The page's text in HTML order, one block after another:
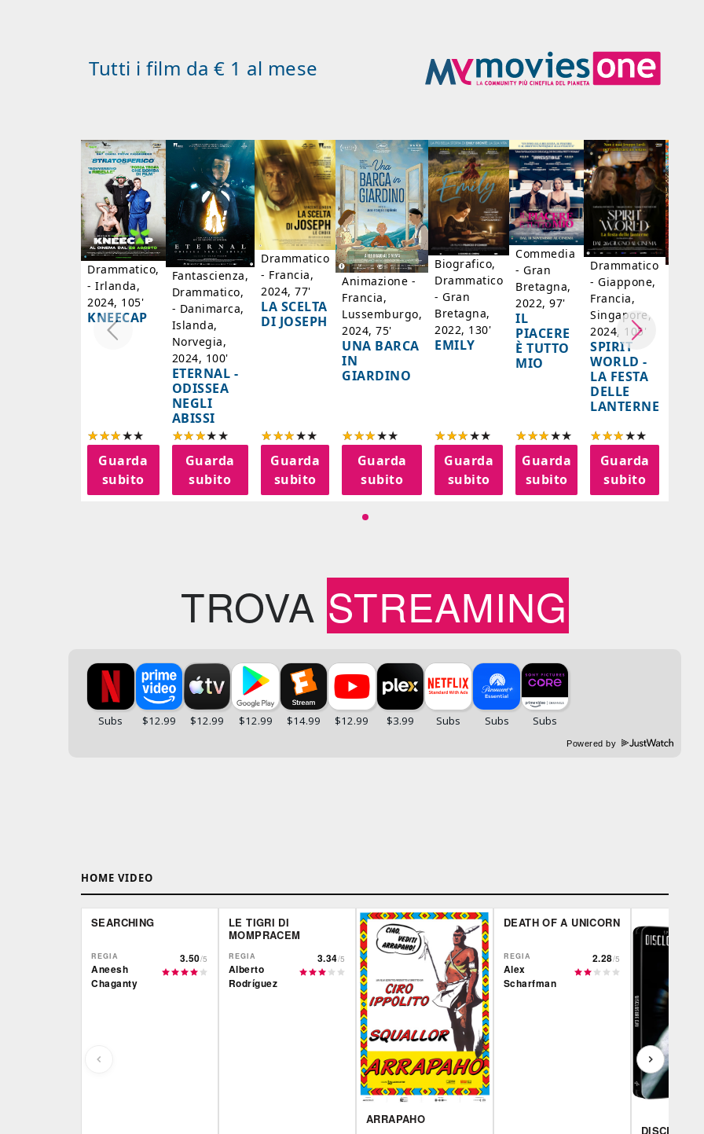
Tutti i film da € 1 al mese
Drammatico,
- Irlanda,
2024, 105'
KNEECAP
Guarda
subito
Fantascienza,
Drammatico,
- Danimarca,
Islanda,
Norvegia,
2024, 100'
ETERNAL -
ODISSEA
NEGLI
ABISSI
Guarda
subito
Drammatico
- Francia,
2024, 77'
LA SCELTA
DI JOSEPH
Guarda
subito
Animazione -
Francia,
Lussemburgo,
2024, 75'
UNA BARCA
IN
GIARDINO
Guarda
subito
Biografico,
Drammatico
- Gran
Bretagna,
2022, 130'
EMILY
Guarda
subito
Commedia
- Gran
Bretagna,
2022, 97'
IL
PIACERE
È TUTTO
MIO
Guarda
subito
Drammatico
- Giappone,
Francia,
Singapore,
2024, 105'
SPIRIT
WORLD -
LA FESTA
DELLE
LANTERNE
Guarda
subito
TROVA STREAMING
Powered by
HOME VIDEO
SEARCHING
REGIA
Aneesh
Chaganty
3.50/5
LE TIGRI DI
MOMPRACEM
REGIA
Alberto
Rodríguez
3.34/5
ARRAPAHO
DEATH OF A UNICORN
REGIA
Alex
Scharfman
2.28/5